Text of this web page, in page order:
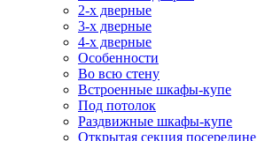
2-х дверные
3-х дверные
4-х дверные
Особенности
Во всю стену
Встроенные шкафы-купе
Под потолок
Раздвижные шкафы-купе
Открытая секция посередине